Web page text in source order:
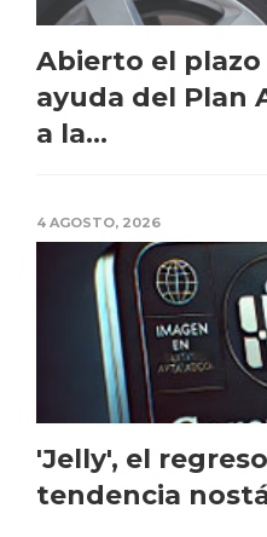
Abierto el
ayuda del Plan
a la...
4 AGOSTO, 2026
'Jelly', el
tendencia